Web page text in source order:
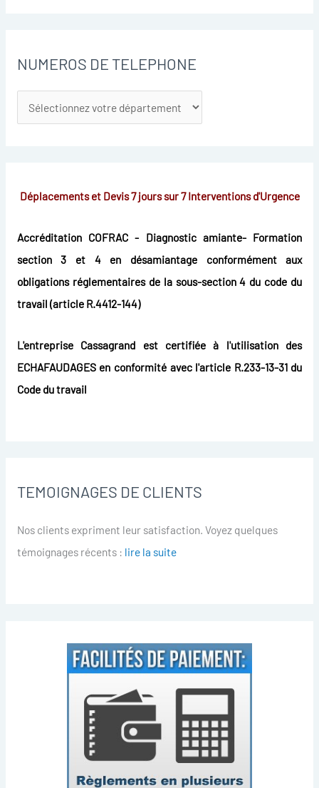
NUMEROS DE TELEPHONE
Déplacements et Devis 7 jours sur 7 Interventions d'Urgence
Accréditation COFRAC - Diagnostic amiante- Formation
section 3 et 4 en désamiantage conformément aux
obligations réglementaires de la sous-section 4 du code du
travail (article R.4412-144)
L'entreprise Cassagrand est certifiée à l'utilisation des
ECHAFAUDAGES en conformité avec l'article R.233-13-31 du
Code du travail
TEMOIGNAGES DE CLIENTS
Nos clients expriment leur satisfaction. Voyez quelques
témoignages récents : lire la suite